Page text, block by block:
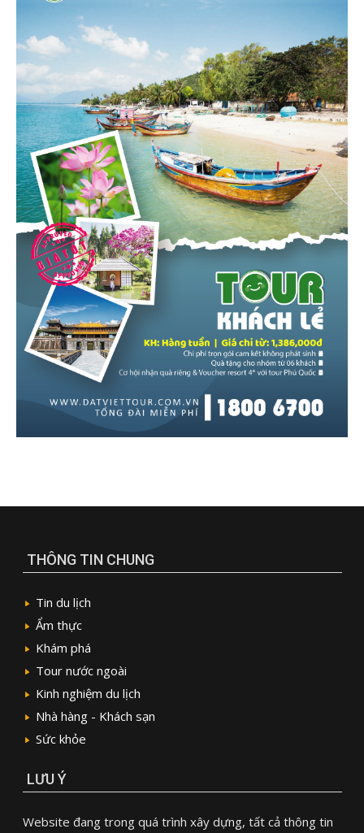
THÔNG TIN CHUNG
Tin du lịch
Ẩm thực
Khám phá
Tour nước ngoài
Kinh nghiệm du lịch
Nhà hàng - Khách sạn
Sức khỏe
LƯU Ý
Website đang trong quá trình xây dựng, tất cả thông tin